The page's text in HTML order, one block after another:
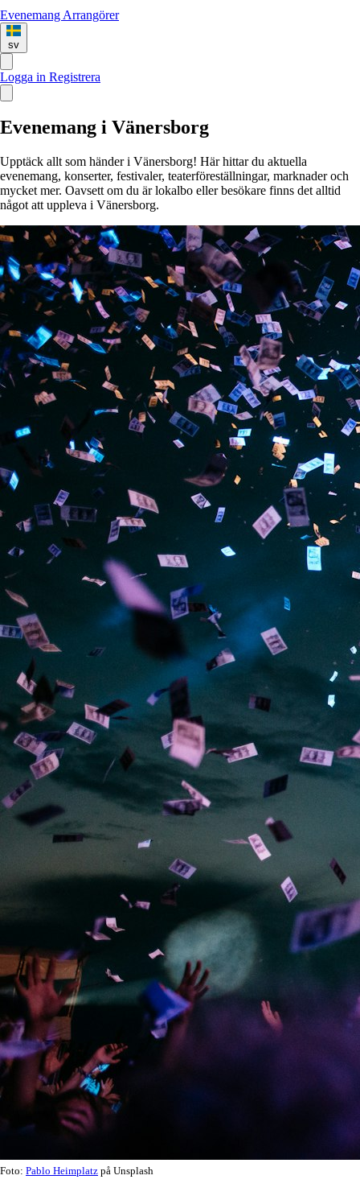
Evenemang Arrangörer
sv
Logga in Registrera
Evenemang i Vänersborg
Upptäck allt som händer i Vänersborg! Här hittar du aktuella
evenemang, konserter, festivaler, teaterföreställningar, marknader och
mycket mer. Oavsett om du är lokalbo eller besökare finns det alltid
något att uppleva i Vänersborg.
Foto: Pablo Heimplatz på Unsplash